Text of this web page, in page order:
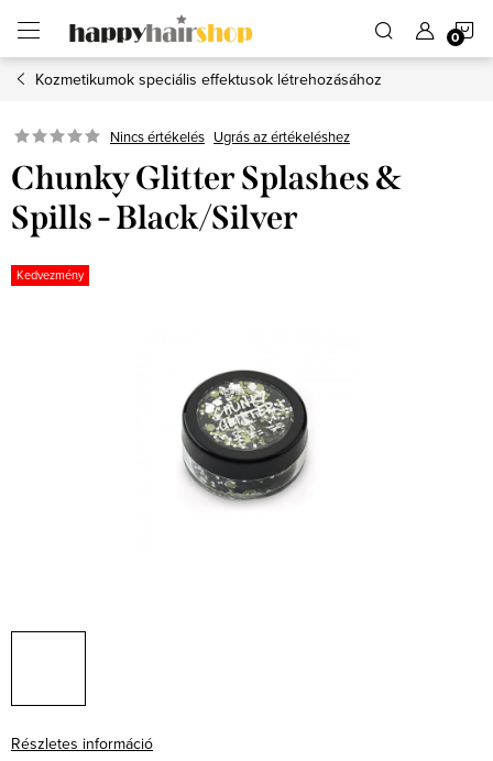
fő
tartalomhozKozmetikumok speciális effektusok létrehozásához
Nincs értékelés Ugrás az értékeléshez
Chunky Glitter Splashes &
Spills - Black/Silver
Kedvezmény
Részletes információ